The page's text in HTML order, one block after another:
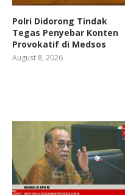
Polri Didorong Tindak
Tegas Penyebar Konten
Provokatif di Medsos
August 8, 2026